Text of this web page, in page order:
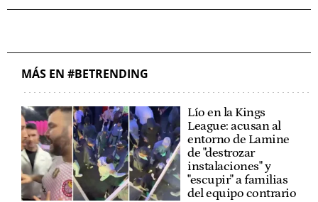
MÁS EN #BETRENDING
Lío en la Kings
League: acusan al
entorno de Lamine
de "destrozar
instalaciones" y
"escupir" a familias
del equipo contrario